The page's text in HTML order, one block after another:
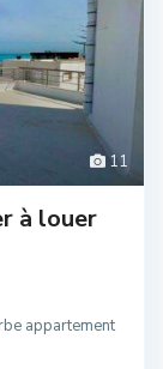
11
à louer
appartement